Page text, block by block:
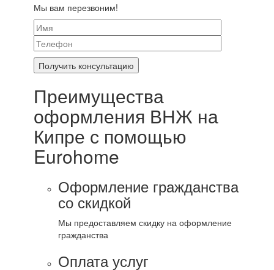
Мы вам перезвоним!
Преимущества
оформления ВНЖ на
Кипре с помощью
Eurohome
Оформление гражданства
со скидкой
Мы предоставляем скидку на оформление
гражданства
Оплата услуг